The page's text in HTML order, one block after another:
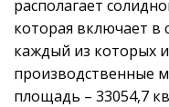
располагает
которая включает в
каждый из которых
производственные
площадь – 33054,7